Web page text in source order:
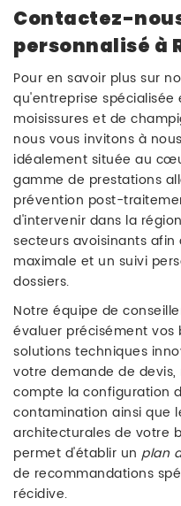
Contactez-
personnalisé à
Pour en savoir plus sur
qu'entreprise
moisissures et de
nous vous invitons à
idéalement située au
gamme de prestations
prévention post-
d'intervenir dans la
secteurs avoisinants
maximale et un suivi
dossiers.
Notre équipe de
évaluer précisément vos
solutions techniques
votre demande de
compte la configuration
contamination ainsi que
architecturales de votre
permet d'établir un plan
de recommandations
récidive.